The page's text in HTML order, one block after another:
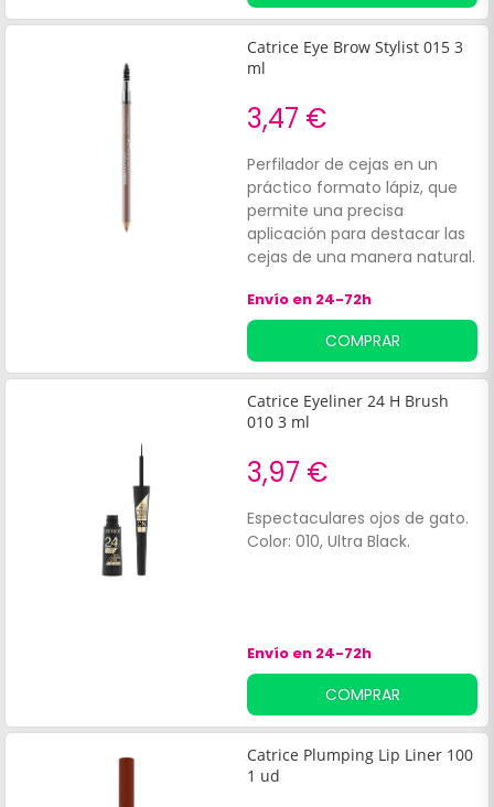
Catrice Eye Brow Stylist 015 3
ml
3,47 €
Perfilador de cejas en un
práctico formato lápiz, que
permite una precisa
aplicación para destacar las
cejas de una manera natural.
diseñado para la aplicación
de maquillajes en polvo. Este
perfilador es ideal para
destacar y hacer de las cejas
el centro de atención. Color:
015, Ashy Drama
Envío en 24-72h
COMPRAR
Catrice Eyeliner 24 H Brush
010 3 ml
3,97 €
Espectaculares ojos de gato.
Color: 010, Ultra Black.
Envío en 24-72h
COMPRAR
Catrice Plumping Lip Liner 100
1 ud